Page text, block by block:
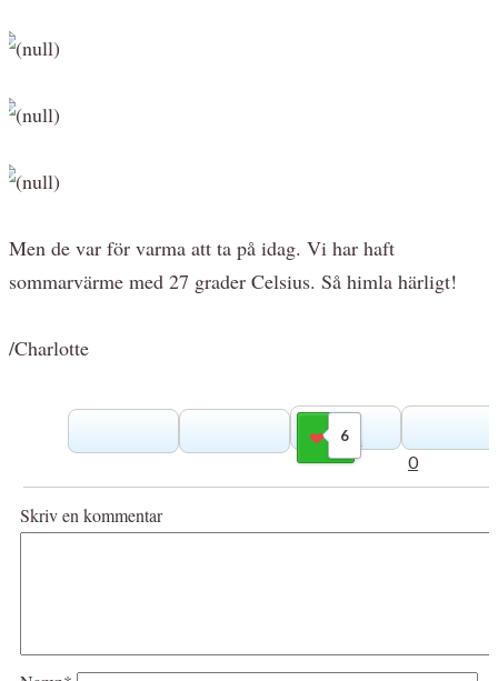
Men de var för varma att ta på idag. Vi har haft
sommarvärme med 27 grader Celsius. Så himla härligt!
/Charlotte
6
Gilla
0
Skriv en kommentar